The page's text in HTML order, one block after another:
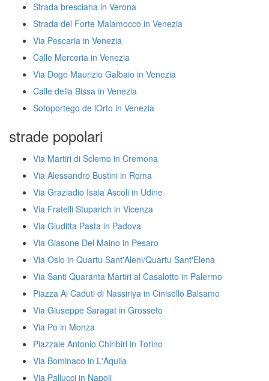
Strada bresciana in Verona
Strada del Forte Malamocco in Venezia
Via Pescaria in Venezia
Calle Merceria in Venezia
Via Doge Maurizio Galbaio in Venezia
Calle della Bissa in Venezia
Sotoportego de lOrto in Venezia
strade popolari
Via Martiri di Sclemo in Cremona
Via Alessandro Bustini in Roma
Via Graziadio Isaia Ascoli in Udine
Via Fratelli Stuparich in Vicenza
Via Giuditta Pasta in Padova
Via Giasone Del Maino in Pesaro
Via Oslo in Quartu Sant'Aleni/Quartu Sant'Elena
Via Santi Quaranta Martiri al Casalotto in Palermo
Piazza Ai Caduti di Nassiriya in Cinisello Balsamo
Via Giuseppe Saragat in Grosseto
Via Po in Monza
Piazzale Antonio Chiribiri in Torino
Via Bominaco in L'Aquila
Via Pallucci in Napoli